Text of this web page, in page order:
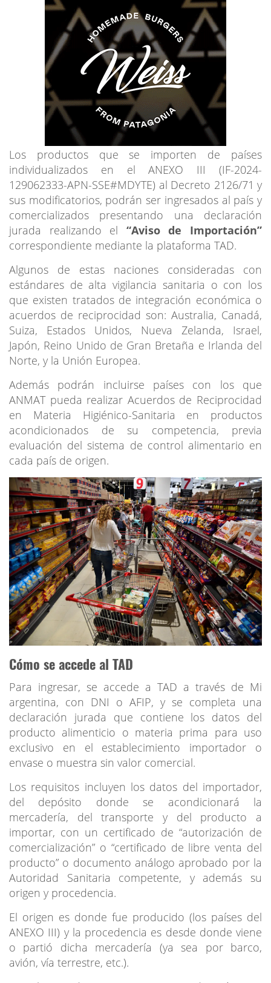
Los productos que se importen de países
individualizados en el ANEXO III (IF-2024-
129062333-APN-SSE#MDYTE) al Decreto 2126/71 y
sus modificatorios, podrán ser ingresados al país y
comercializados presentando una declaración
jurada realizando el “Aviso de Importación”
correspondiente mediante la plataforma TAD.
Algunos de estas naciones consideradas con
estándares de alta vigilancia sanitaria o con los
que existen tratados de integración económica o
acuerdos de reciprocidad son: Australia, Canadá,
Suiza, Estados Unidos, Nueva Zelanda, Israel,
Japón, Reino Unido de Gran Bretaña e Irlanda del
Norte, y la Unión Europea.
Además podrán incluirse países con los que
ANMAT pueda realizar Acuerdos de Reciprocidad
en Materia Higiénico-Sanitaria en productos
acondicionados de su competencia, previa
evaluación del sistema de control alimentario en
cada país de origen.
Cómo se accede al TAD
Para ingresar, se accede a TAD a través de Mi
argentina, con DNI o AFIP, y se completa una
declaración jurada que contiene los datos del
producto alimenticio o materia prima para uso
exclusivo en el establecimiento importador o
envase o muestra sin valor comercial.
Los requisitos incluyen los datos del importador,
del depósito donde se acondicionará la
mercadería, del transporte y del producto a
importar, con un certificado de “autorización de
comercialización” o “certificado de libre venta del
producto” o documento análogo aprobado por la
Autoridad Sanitaria competente, y además su
origen y procedencia.
El origen es donde fue producido (los países del
ANEXO III) y la procedencia es desde donde viene
o partió dicha mercadería (ya sea por barco,
avión, vía terrestre, etc.).